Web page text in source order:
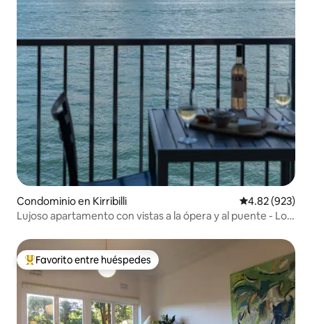
Condominio en Kirribilli Calificación
4.82 (923)
Lujoso apartamento con vistas a la ópera y al puente - Lo
De los mejores en Favorito entre huéspedes
Favorito entre huéspedes